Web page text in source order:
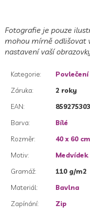
Fotografie je pouze
mohou mírně odlišovat
nastavení vaší
Kategorie:
Záruka:
2 roky
EAN:
Barva:
Bílé
Rozměr: 40 x 60 cm
Motiv:
Medvídek
Gramáž:
110 g/m2
Materiál:
Bavlna
Zapínání:
Zip